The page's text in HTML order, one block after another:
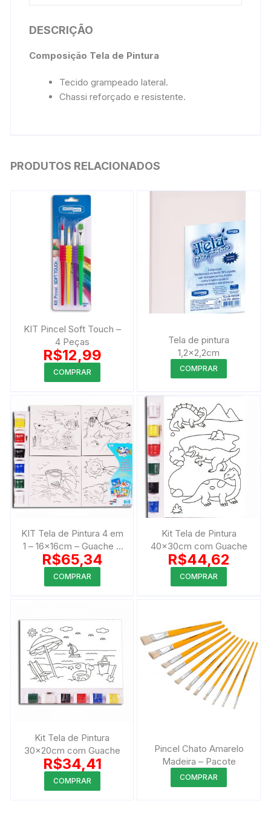
DESCRIÇÃO
Composição Tela de Pintura
Tecido grampeado lateral.
Chassi reforçado e resistente.
PRODUTOS RELACIONADOS
KIT Pincel Soft Touch –
4 Peças
R$12,99
COMPRAR
Tela de pintura
1,2×2,2cm
COMPRAR
produto
várias
variantes.
As
opções
podem
ser
escolhidas
do
produto
KIT Tela de Pintura 4 em
1 – 16x16cm – Guache e
Pincel
R$65,34
COMPRAR
Kit Tela de Pintura
40x30cm com Guache
R$44,62
COMPRAR
produto
variantes.
As
opções
podem
ser
escolhidas
do
produto
Kit Tela de Pintura
30x20cm com Guache
R$34,41
COMPRAR
produto
Pincel Chato Amarelo
Madeira – Pacote
COMPRAR
produto